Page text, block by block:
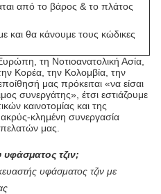
από το βάρος & το πλάτος
και θα κάνουμε τους κώδικες
τη Νοτιοανατολική Ασία,
Κορέα, την Κολομβία, την
μας πρόκειται «να είσαι
συνεργάτης», έτσι εστιάζουμε
καινοτομίας και της
κλημένη συνεργασία
μας.
τζιν;
υφάσματος τζιν με